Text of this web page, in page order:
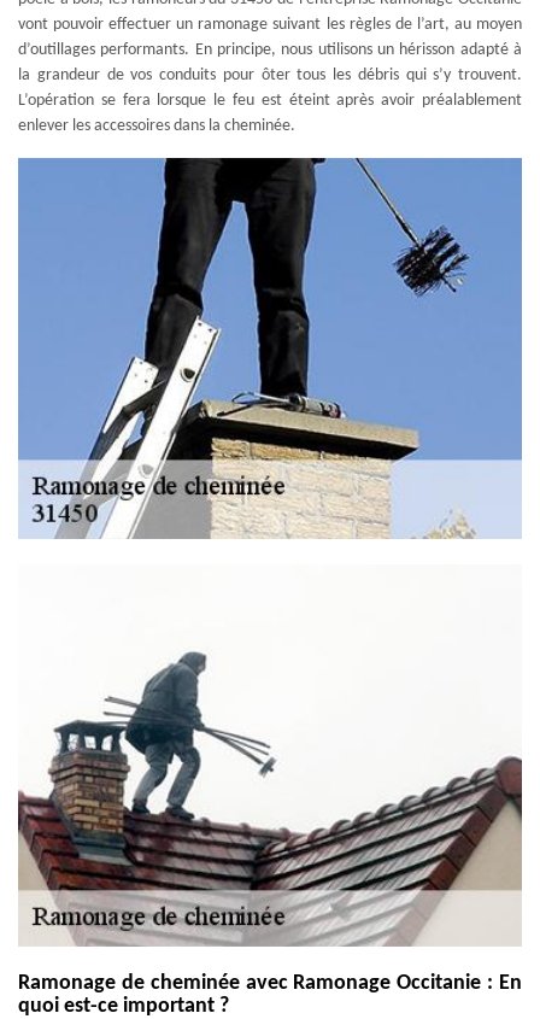
vont pouvoir effectuer un ramonage suivant les règles de l’art, au moyen
d’outillages performants. En principe, nous utilisons un hérisson adapté à
la grandeur de vos conduits pour ôter tous les débris qui s’y trouvent.
L’opération se fera lorsque le feu est éteint après avoir préalablement
enlever les accessoires dans la cheminée.
Ramonage de cheminée avec Ramonage Occitanie : En
quoi est-ce important ?